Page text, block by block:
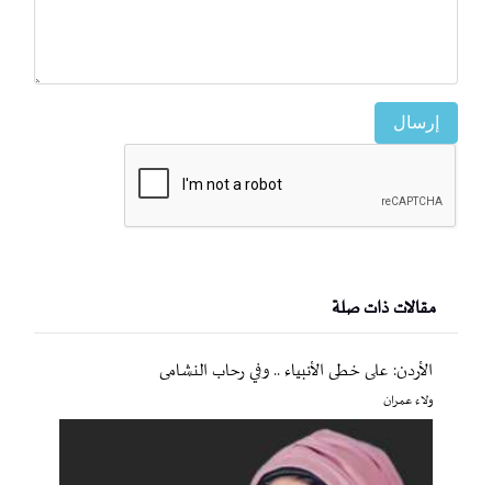
إرسال
مقالات ذات صلة
الأردن: على خطى الأنبياء .. وفي رحاب النشامى
ولاء عمران